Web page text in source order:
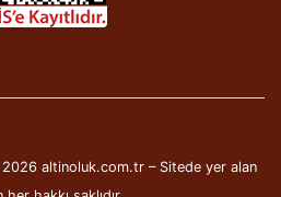
altinoluk.com.tr – Sitede yer alan